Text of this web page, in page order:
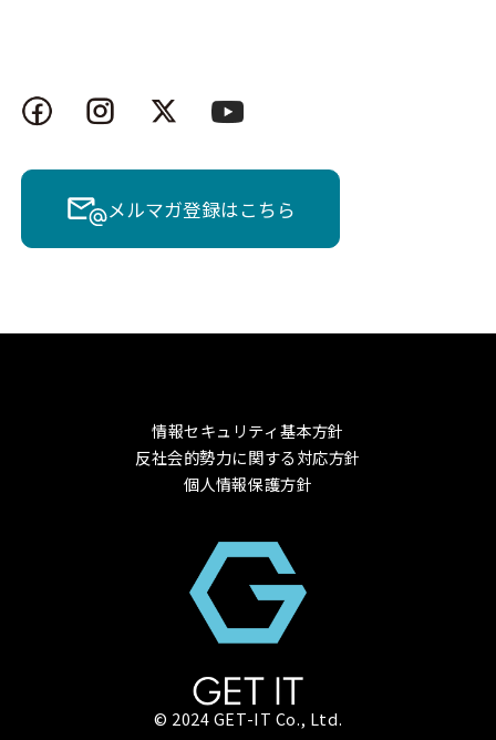
メルマガ登録はこちら
情報セキュリティ基本方針
反社会的勢力に関する対応方針
個人情報保護方針
© 2024 GET-IT Co., Ltd.